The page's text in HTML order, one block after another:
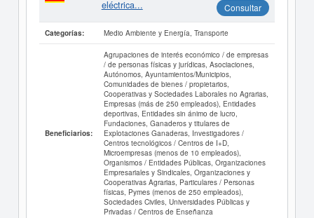
eléctrica...
Consultar
Categorías: Medio Ambiente y Energía, Transporte
Beneficiarios:
Agrupaciones de interés económico / de empresas
/ de personas físicas y jurídicas, Asociaciones,
Autónomos, Ayuntamientos/Municipios,
Comunidades de bienes / propietarios,
Cooperativas y Sociedades Laborales no Agrarias,
Empresas (más de 250 empleados), Entidades
deportivas, Entidades sin ánimo de lucro,
Fundaciones, Ganaderos y titulares de
Explotaciones Ganaderas, Investigadores /
Centros tecnológicos / Centros de I+D,
Microempresas (menos de 10 empleados),
Organismos / Entidades Públicas, Organizaciones
Empresariales y Sindicales, Organizaciones y
Cooperativas Agrarias, Particulares / Personas
físicas, Pymes (menos de 250 empleados),
Sociedades Civiles, Universidades Públicas y
Privadas / Centros de Enseñanza